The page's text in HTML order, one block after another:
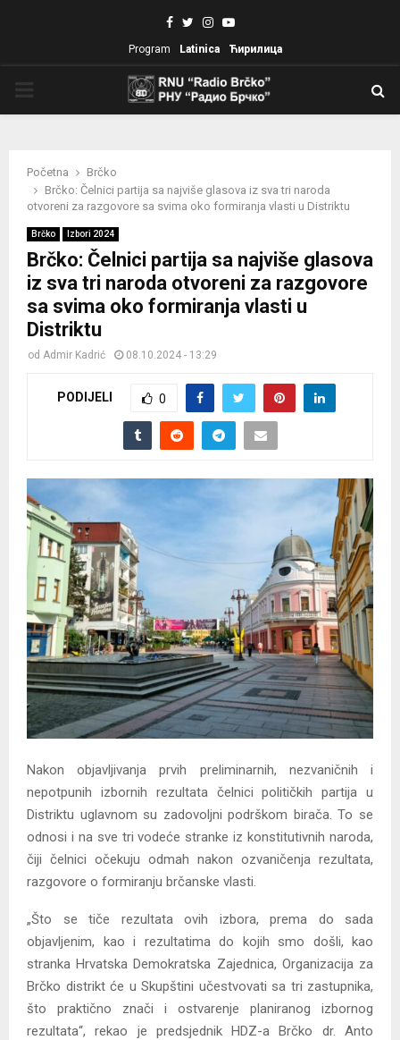
Facebook
TwitterInstagram
Youtube
Program Latinica Ћирилица
Početna
Brčko
Brčko: Čelnici partija sa najviše glasova iz sva tri naroda
otvoreni za razgovore sa svima oko formiranja vlasti u Distriktu
Brčko Izbori 2024
Brčko: Čelnici partija sa najviše glasova
iz sva tri naroda otvoreni za razgovore
sa svima oko formiranja vlasti u
Distriktu
od Admir Kadrić 08.10.2024 - 13:29
PODIJELI 0
Nakon objavljivanja prvih preliminarnih, nezvaničnih i
nepotpunih izbornih rezultata čelnici političkih partija u
Distriktu uglavnom su zadovoljni podrškom birača. To se
odnosi i na sve tri vodeće stranke iz konstitutivnih naroda,
čiji čelnici očekuju odmah nakon ozvaničenja rezultata,
razgovore o formiranju brčanske vlasti.
„Što se tiče rezultata ovih izbora, prema do sada
objavljenim, kao i rezultatima do kojih smo došli, kao
stranka Hrvatska Demokratska Zajednica, Organizacija za
Brčko distrikt će u Skupštini učestvovati sa tri zastupnika,
što praktično znači i ostvarenje planiranog izbornog
rezultata“, rekao je predsjednik HDZ-a Brčko dr. Anto